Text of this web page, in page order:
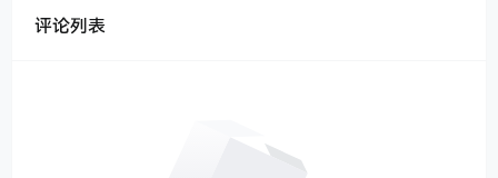
评论列表